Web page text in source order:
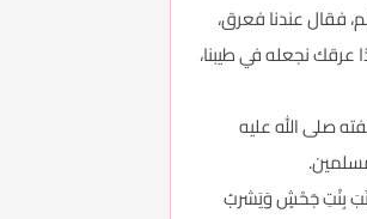
فقال عندنا فعرق،
نجعله في طيبنا،
صلى الله عليه
بِنْتِ جَحْشٍ وَيَشربُ